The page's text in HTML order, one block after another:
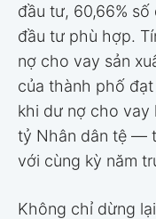
đầu tư, 60,66%
đầu tư phù hợp.
nợ cho vay sản
của thành phố
khi dư nợ cho vay
tỷ Nhân dân tệ —
với cùng kỳ năm
Không chỉ dừng